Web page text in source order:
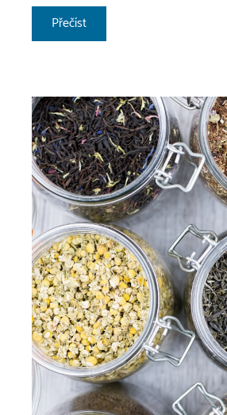
Zabezpečení
pracovníků
s
nebezpečím
výbuchu
Přečíst